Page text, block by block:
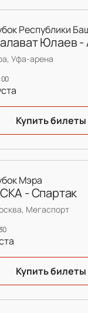
Республики
Юлаев -
Уфа-арена
Купить билеты
Мэра
- Спартак
Мегаспорт
Купить билеты